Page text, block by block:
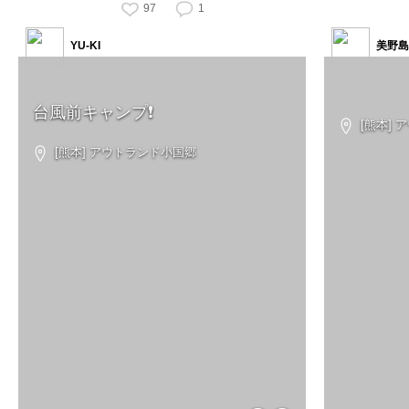
97 1
台風前キャンプ❗️
[熊本] アウトランド小国郷
YU-KI
[熊本]
美野